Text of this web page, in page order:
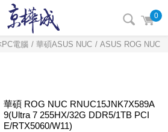
0
PC電腦 華碩ASUS NUC ASUS ROG NUC
華碩 ROG NUC RNUC15JNK7X589A
9(Ultra 7 255HX/32G DDR5/1TB PCI
E/RTX5060/W11)